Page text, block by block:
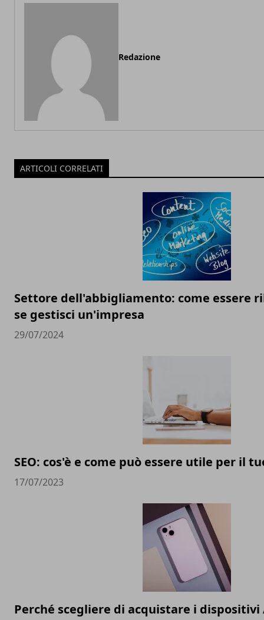
Redazione
ARTICOLI CORRELATI
Settore dell'abbigliamento: come essere
se gestisci un'impresa
29/07/2024
SEO: cos'è e come può essere utile per il
17/07/2023
Perché scegliere di acquistare i dispositivi